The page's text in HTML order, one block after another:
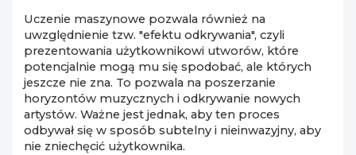
Uczenie maszynowe pozwala również na
uwzględnienie tzw. "efektu odkrywania", czyli
prezentowania użytkownikowi utworów, które
potencjalnie mogą mu się spodobać, ale których
jeszcze nie zna. To pozwala na poszerzanie
horyzontów muzycznych i odkrywanie nowych
artystów. Ważne jest jednak, aby ten proces
odbywał się w sposób subtelny i nieinwazyjny, aby
nie zniechęcić użytkownika.